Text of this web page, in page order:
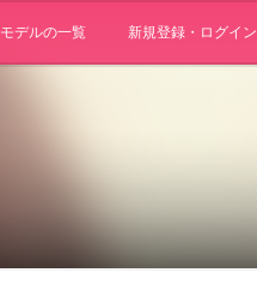
モデルの一覧 新規登録・ログイン